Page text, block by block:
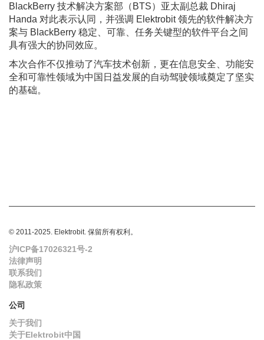
BlackBerry 技术解决方案部（BTS）亚太副总裁 Dhiraj
Handa 对此表示认同，并强调 Elektrobit 领先的软件解决方
案与 BlackBerry 稳定、可靠、任务关键型的软件平台之间
具有强大的协同效应。
本次合作不仅推动了汽车技术创新，更在信息安全、功能安
全和可靠性领域为中国日益发展的自动驾驶领域奠定了坚实
的基础。
© 2011-2025. Elektrobit. 保留所有权利。
沪ICP备17026321号-2
法律声明
联系我们
隐私政策
公司
关于我们
关于Elektrobit中国